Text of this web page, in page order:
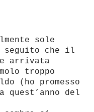
sole
seguito che il
arrivata
troppo
(ho promesso
quest’anno del